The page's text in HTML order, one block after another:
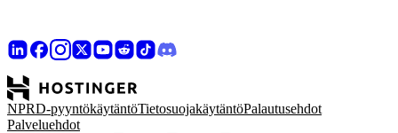
NPRD-pyyntökäytäntöTietosuojakäytäntöPalautusehdot
Palveluehdot